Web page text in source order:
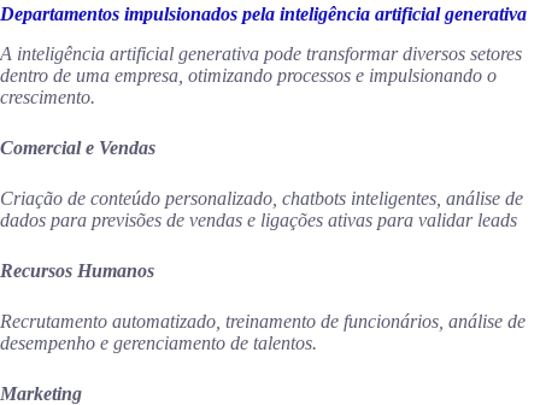
Departamentos impulsionados pela inteligência artificialgenerativa
A inteligência artificial generativa pode transformar diversos setores
dentro de uma empresa, otimizando processos e impulsionando o
crescimento.
Comercial e Vendas
Criação de conteúdo personalizado, chatbots inteligentes, análise de
dados para previsões de vendas e ligações ativas para validar leads
Recursos Humanos
Recrutamento automatizado, treinamento de funcionários, análise de
desempenho e gerenciamento de talentos.
Marketing